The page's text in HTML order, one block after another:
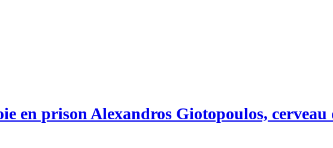
en prison Alexandros Giotopoulos,